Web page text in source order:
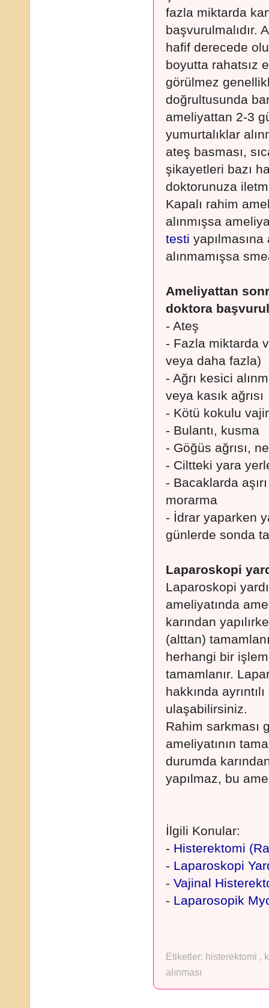
fazla miktarda
başvurulmalıdır.
hafif derecede
boyutta rahatsız
görülmez
doğrultusunda
ameliyattan 2-3
yumurtalıklar
ateş basması,
şikayetleri bazı
doktorunuza
Kapalı rahim
alınmışsa
testi
alınmamışsa
Ameliyattan
doktora
- Ateş
- Fazla miktarda
veya daha fazla)
- Ağrı kesici
veya kasık ağrısı
- Kötü kokulu
- Bulantı, kusma
- Göğüs ağrısı,
- Ciltteki yara
- Bacaklarda
morarma
- İdrar yaparken
günlerde sonda
Laparoskopi
Laparoskopi
ameliyatında
karından
(alttan)
herhangi bir
tamamlanır.
hakkında
ulaşabilirsiniz.
Rahim sarkması
ameliyatının
durumda
yapılmaz, bu
İlgili Konular:
- Histerektomi
- Laparoskopi
- Vajinal
- Laparosopik
Etiketler: histerektomi ,
alınması